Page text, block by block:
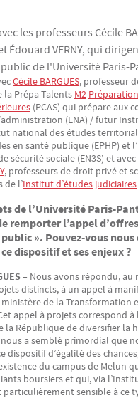
les professeurs Cécile
Édouard VERNY, qui
de l'Université Paris-
Cécile BARGUES, professeur
la Prépa Talents M2
(PCAS) qui prépare aux
(ENA) / futur
national des études
en santé publique (EPHP) et
sécurité sociale (EN3S) et avec
, professeurs de droit privé et
de l’Institut d’études judiciaires
de l’Université Paris-
remporter l’appel
». Pouvez-vous
dispositif et ses enjeux ?
– Nous avons répondu, au
distincts, à un appel à
de la Transformation
appel à projets correspond
la République de diversifier la
a semblé primordial que
dispositif d’égalité des
du campus de Melun
boursiers et qui, via
particulièrement sensible à ce